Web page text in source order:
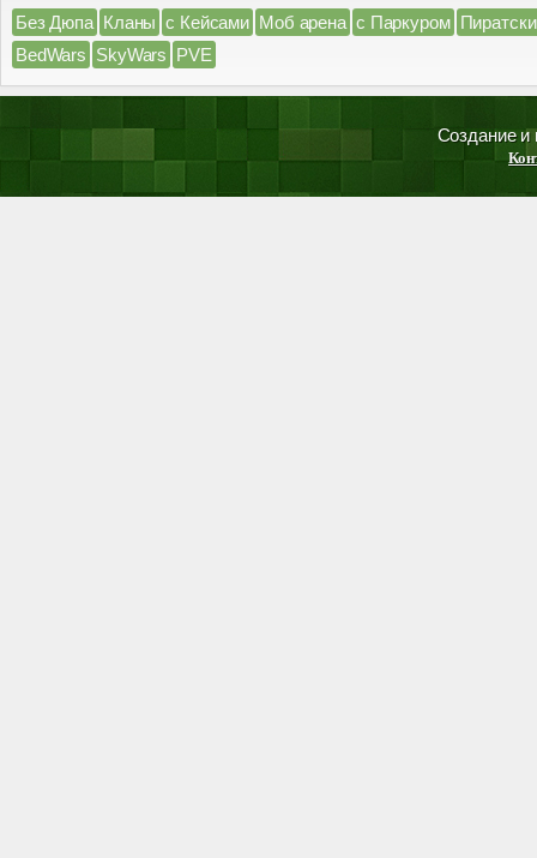
Без Дюпа Кланы с Кейсами Моб арена с Паркуром
BedWars SkyWars PVE
Создание и